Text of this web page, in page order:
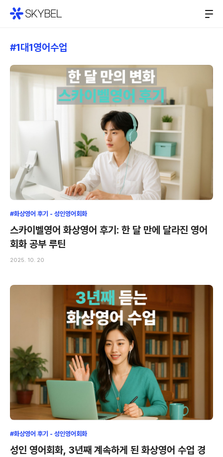
#1대1영어수업
#화상영어 후기 - 성인영어회화
스카이벨영어 화상영어 후기: 한 달 만에 달라진 영어
회화 공부 루틴
2025. 10. 20
#화상영어 후기 - 성인영어회화
성인 영어회화, 3년째 계속하게 된 화상영어 수업 경